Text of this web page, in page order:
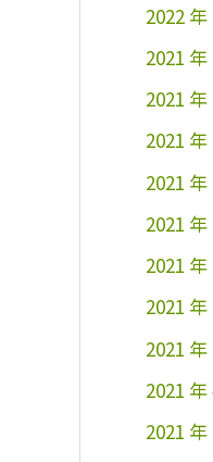
2022 年
2021 年
2021 年
2021 年
2021 年
2021 年
2021 年
2021 年
2021 年
2021 年
2021 年